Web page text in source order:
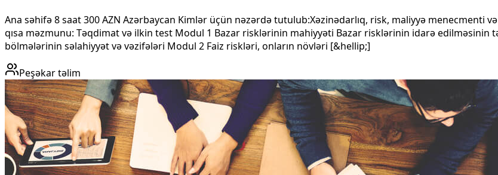
Ana səhifə 8 saat 300 AZN Azərbaycan Kimlər üçün nəzərdə tutulub:Xəzinədarlıq, risk, maliyyə menecmenti
qısa məzmunu​: Təqdimat və ilkin test Modul 1 Bazar risklərinin mahiyyəti Bazar risklərinin idarə
bölmələrinin səlahiyyət və vəzifələri Modul 2 Faiz riskləri, onların növləri [&hellip;]
Peşəkar təlim